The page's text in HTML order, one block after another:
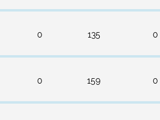
0 135 0
0 159 0